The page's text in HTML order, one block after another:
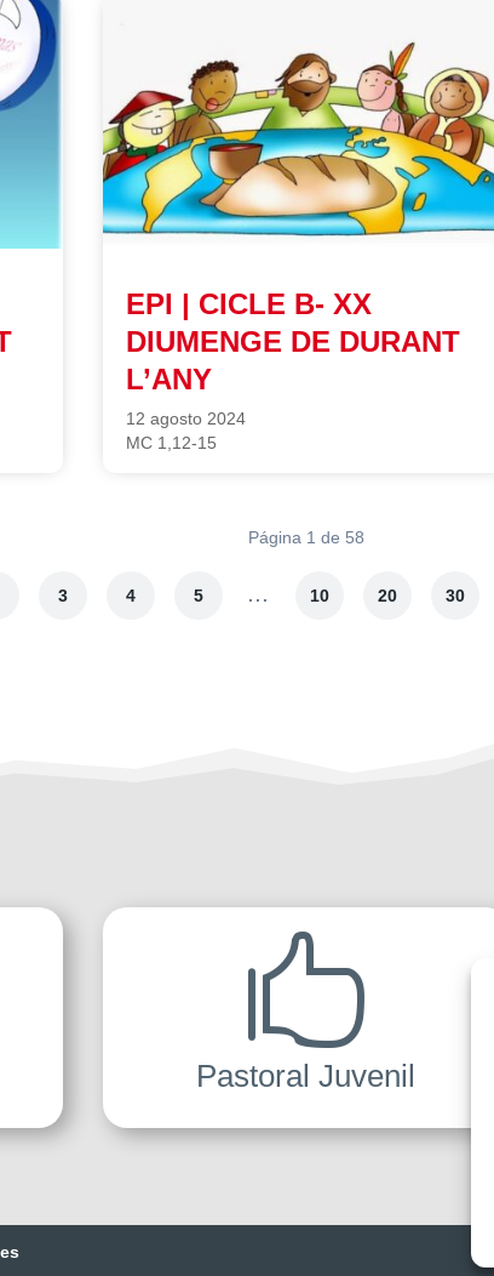
EPI | CICLE B- XX
DIUMENGE DE DURANT
L’ANY
12 agosto 2024
MC 1,12-15
Página 1 de 58
3 4 5 ... 10 20 30

Pastoral Juvenil